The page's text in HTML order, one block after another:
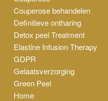
Couperose behandelen
Definitieve ontharing
Detox peel Treatment
Elastine Infusion Therapy
GDPR
Gelaatsverzorging
Green Peel
Home